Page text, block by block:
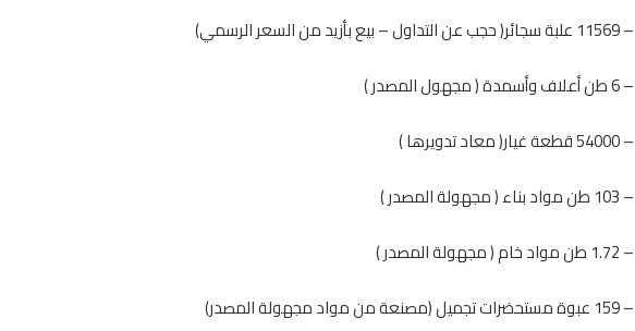
– 11569 علبة سجائر( حجب عن التداول – بيع بأزيد من السعر الرسمي)
– 6 طن أعلاف وأسمدة ( مجهول المصدر )
– 54000 قطعة غيار( معاد تدويرها )
– 103 طن مواد بناء ( مجهولة المصدر )
– 1.72 طن مواد خام ( مجهولة المصدر )
– 159 عبوة مستحضرات تجميل (مصنعة من مواد مجهولة المصدر)